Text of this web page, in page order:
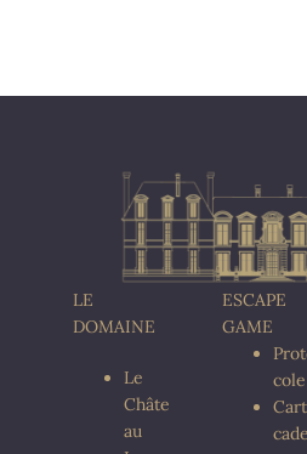
LE
DOMAINE
Le
Châte
au
ESCAPE
GAME